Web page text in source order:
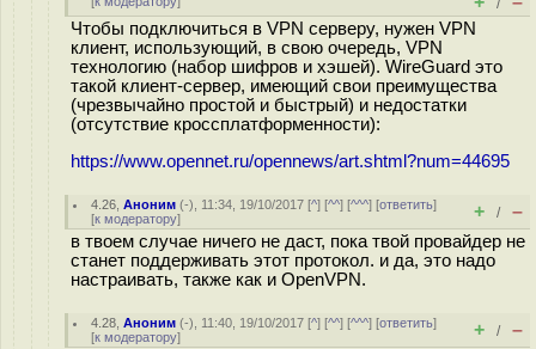
/
Чтобы подключиться в VPN серверу, нужен VPN
клиент, использующий, в свою очередь, VPN
технологию (набор шифров и хэшей). WireGuard это
такой клиент-сервер, имеющий свои преимущества
(чрезвычайно простой и быстрый) и недостатки
(отсутствие кроссплатформенности):
https://www.opennet.ru/opennews/art.shtml?num=44695
4.26 ,Аноним (-), 11:34, 19/10/2017 [^] [^^] [^^^] [ответить]
[к модератору] + / –
в твоем случае ничего не даст, пока твой провайдер не
станет поддерживать этот протокол. и да, это надо
настраивать, также как и OpenVPN.
4.28 ,Аноним (-), 11:40, 19/10/2017 [^] [^^] [^^^] [ответить]
[к модератору] + / –